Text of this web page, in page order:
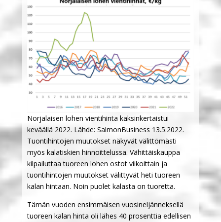
Norjalaisen lohen vientihinta kaksinkertaistui
keväällä 2022. Lähde: SalmonBusiness 13.5.2022.
Tuontihintojen muutokset näkyvät välittömästi
myös kalatiskien hinnoittelussa. Vähittäiskauppa
kilpailuttaa tuoreen lohen ostot viikoittain ja
tuontihintojen muutokset välittyvät heti tuoreen
kalan hintaan. Noin puolet kalasta on tuoretta.
Tämän vuoden ensimmäisen vuosineljänneksellä
tuoreen kalan hinta oli lähes 40 prosenttia edellisen